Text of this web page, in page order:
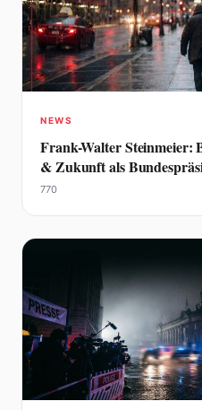
NEWS
Frank-Walter Steinmeier:
& Zukunft als
770